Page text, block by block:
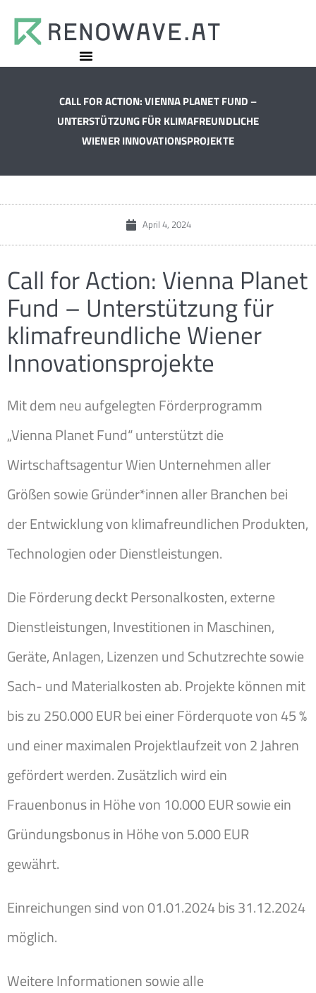
CALL FOR ACTION: VIENNA PLANET FUND –
UNTERSTÜTZUNG FÜR KLIMAFREUNDLICHE
WIENER INNOVATIONSPROJEKTE
April 4, 2024
Call for Action: Vienna Planet
Fund – Unterstützung für
klimafreundliche Wiener
Innovationsprojekte
Mit dem neu aufgelegten Förderprogramm
„Vienna Planet Fund“ unterstützt die
Wirtschaftsagentur Wien Unternehmen aller
Größen sowie Gründer*innen aller Branchen bei
der Entwicklung von klimafreundlichen Produkten,
Technologien oder Dienstleistungen.
Die Förderung deckt Personalkosten, externe
Dienstleistungen, Investitionen in Maschinen,
Geräte, Anlagen, Lizenzen und Schutzrechte sowie
Sach- und Materialkosten ab. Projekte können mit
bis zu 250.000 EUR bei einer Förderquote von 45 %
und einer maximalen Projektlaufzeit von 2 Jahren
gefördert werden. Zusätzlich wird ein
Frauenbonus in Höhe von 10.000 EUR sowie ein
Gründungsbonus in Höhe von 5.000 EUR
gewährt.
Einreichungen sind von 01.01.2024 bis 31.12.2024
möglich.
Weitere Informationen sowie alle